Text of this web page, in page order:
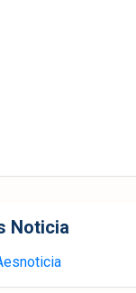
Noticia